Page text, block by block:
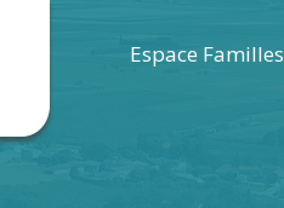
Espace Familles